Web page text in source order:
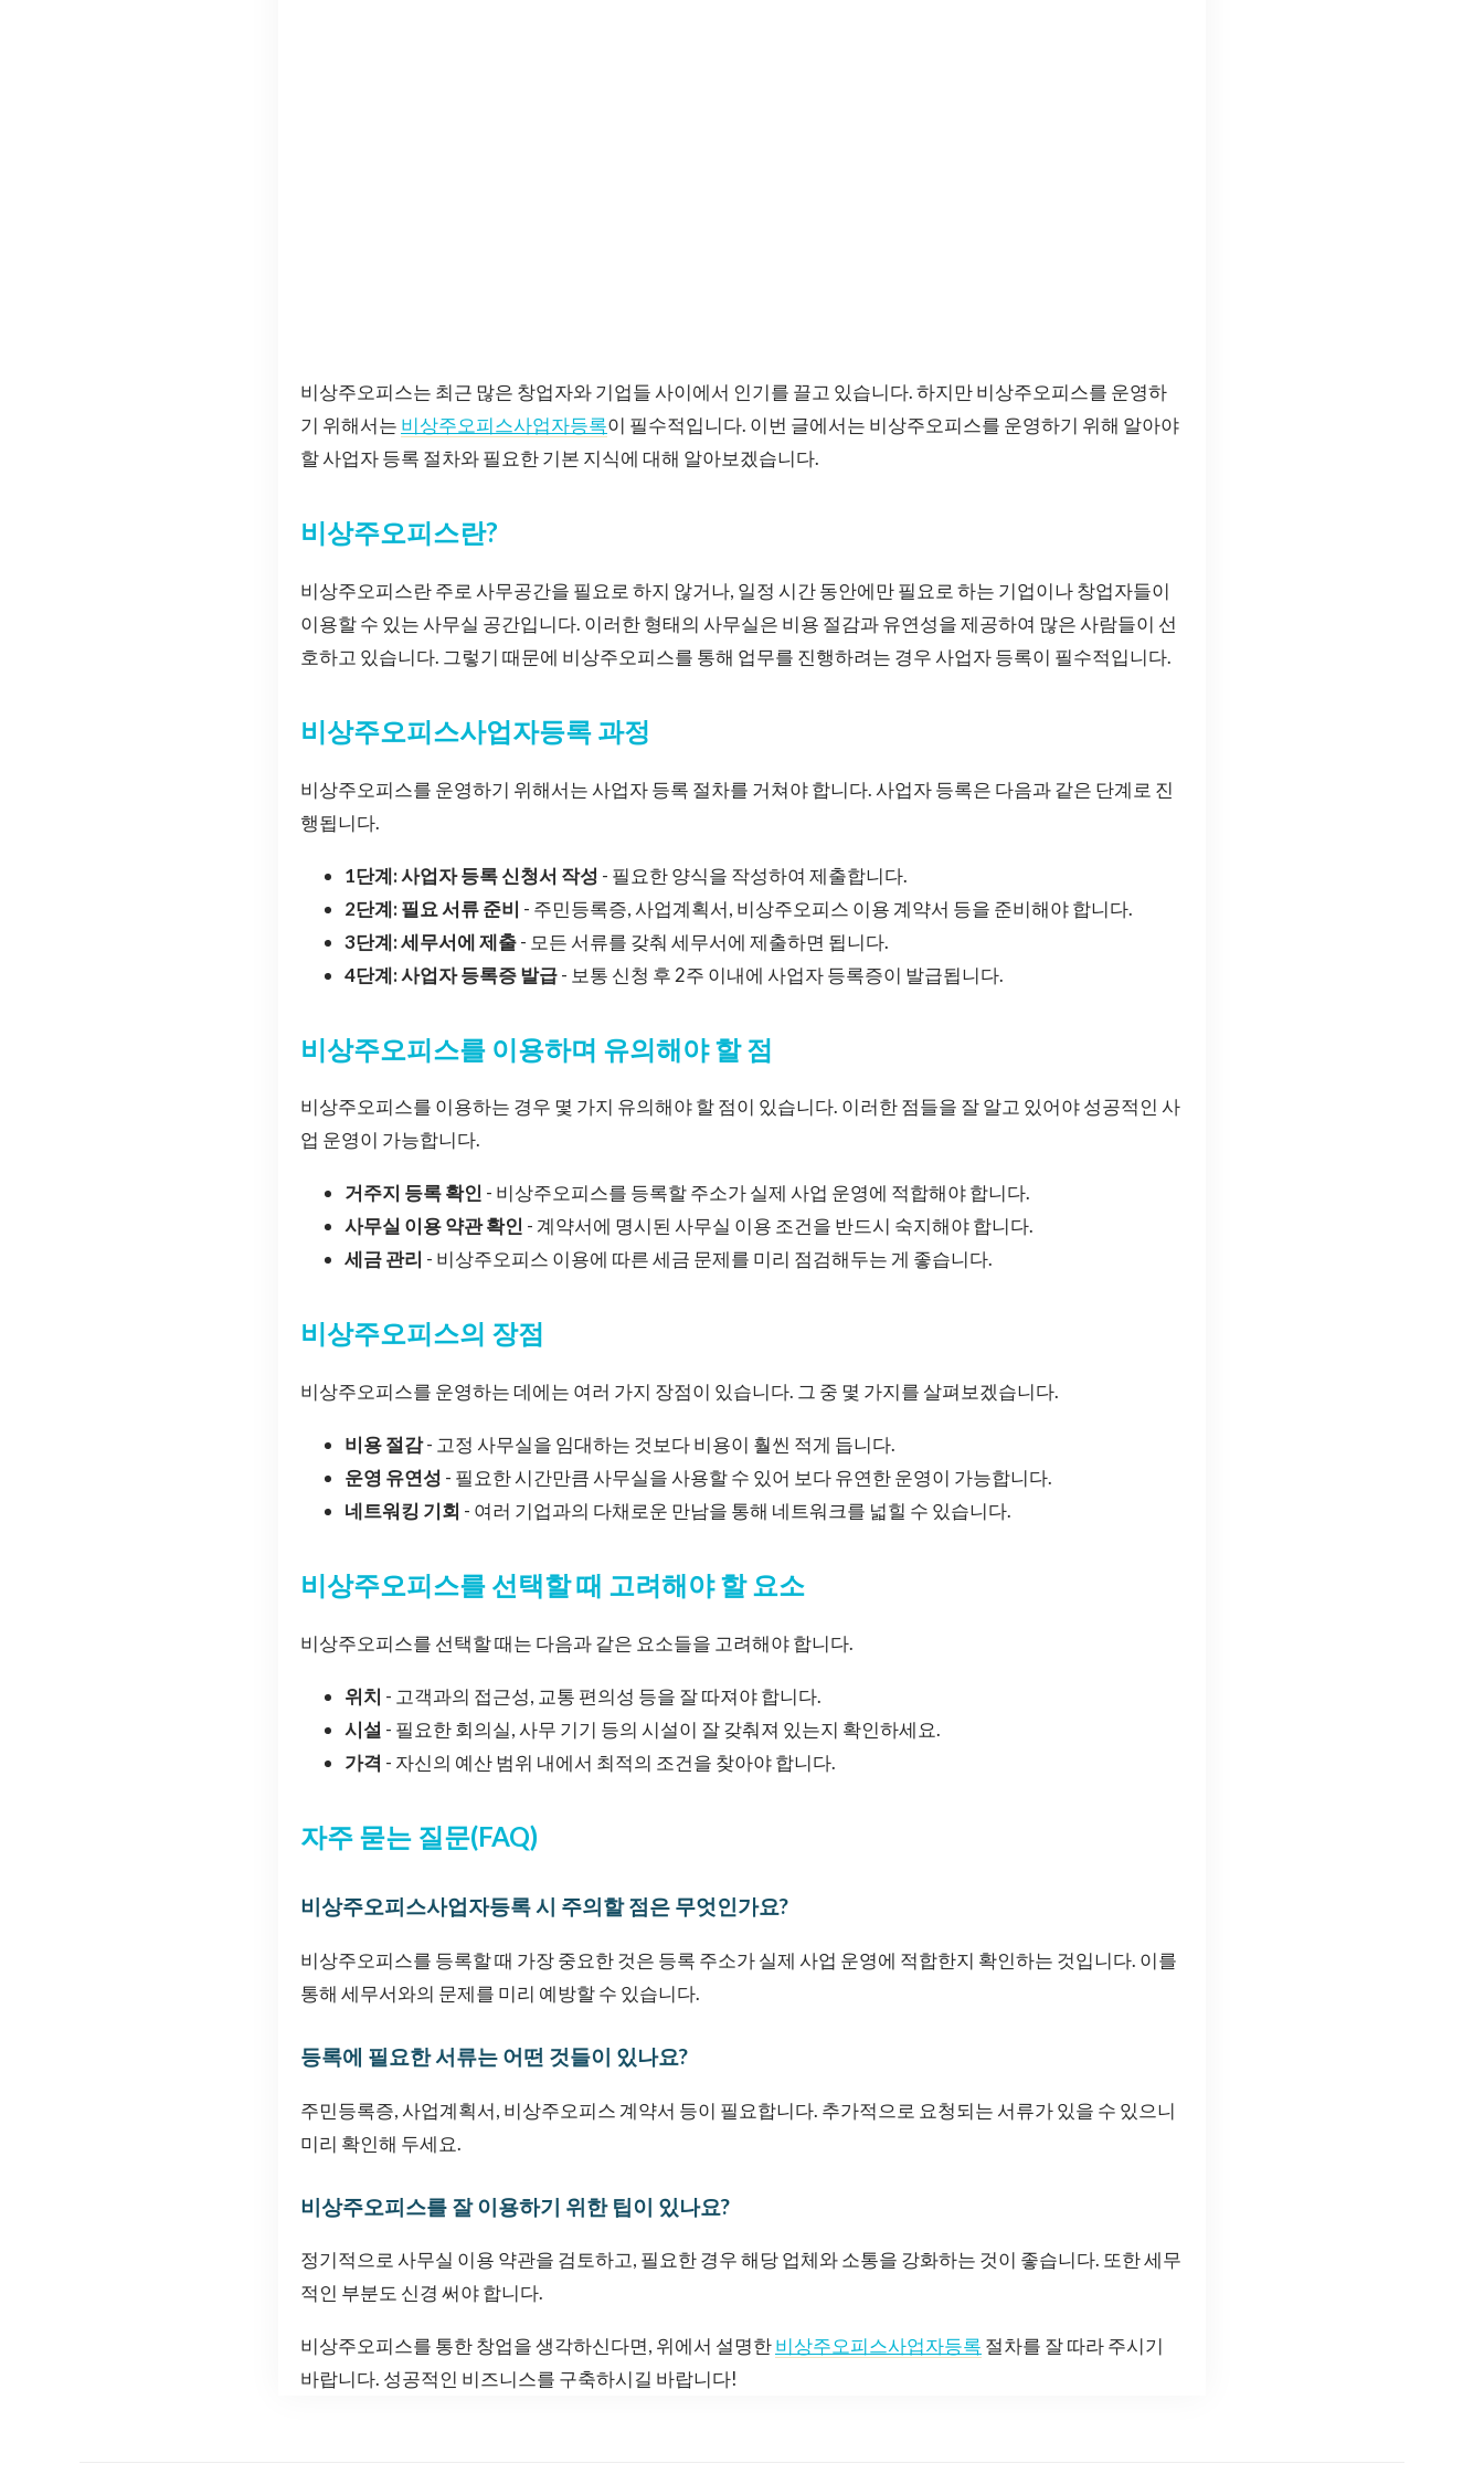
비상주오피스는 최근 많은 창업자와 기업들 사이에서 인기를 끌고 있습니다. 하지만 비상주오피스를 운영하
기 위해서는 비상주오피스사업자등록이 필수적입니다. 이번 글에서는 비상주오피스를 운영하기 위해 알아야
할 사업자 등록 절차와 필요한 기본 지식에 대해 알아보겠습니다.
비상주오피스란?
비상주오피스란 주로 사무공간을 필요로 하지 않거나, 일정 시간 동안에만 필요로 하는 기업이나 창업자들이
이용할 수 있는 사무실 공간입니다. 이러한 형태의 사무실은 비용 절감과 유연성을 제공하여 많은 사람들이 선
호하고 있습니다. 그렇기 때문에 비상주오피스를 통해 업무를 진행하려는 경우 사업자 등록이 필수적입니다.
비상주오피스사업자등록 과정
비상주오피스를 운영하기 위해서는 사업자 등록 절차를 거쳐야 합니다. 사업자 등록은 다음과 같은 단계로 진
행됩니다.
1단계: 사업자 등록 신청서 작성 - 필요한 양식을 작성하여 제출합니다.
2단계: 필요 서류 준비 - 주민등록증, 사업계획서, 비상주오피스 이용 계약서 등을 준비해야 합니다.
3단계: 세무서에 제출- 모든 서류를 갖춰 세무서에 제출하면 됩니다.
4단계: 사업자 등록증 발급- 보통 신청 후 2주 이내에 사업자 등록증이 발급됩니다.
비상주오피스를 이용하며 유의해야 할 점
비상주오피스를 이용하는 경우 몇 가지 유의해야 할 점이 있습니다. 이러한 점들을 잘 알고 있어야 성공적인 사
업 운영이 가능합니다.
거주지 등록 확인 - 비상주오피스를 등록할 주소가 실제 사업 운영에 적합해야 합니다.
사무실 이용 약관 확인 - 계약서에 명시된 사무실 이용 조건을 반드시 숙지해야 합니다.
세금 관리 - 비상주오피스 이용에 따른 세금 문제를 미리 점검해두는 게 좋습니다.
비상주오피스의 장점
비상주오피스를 운영하는 데에는 여러 가지 장점이 있습니다. 그 중 몇 가지를 살펴보겠습니다.
비용 절감- 고정 사무실을 임대하는 것보다 비용이 훨씬 적게 듭니다.
운영 유연성 - 필요한 시간만큼 사무실을 사용할 수 있어 보다 유연한 운영이 가능합니다.
네트워킹 기회 - 여러 기업과의 다채로운 만남을 통해 네트워크를 넓힐 수 있습니다.
비상주오피스를 선택할 때 고려해야 할 요소
비상주오피스를 선택할 때는 다음과 같은 요소들을 고려해야 합니다.
위치 - 고객과의 접근성, 교통 편의성 등을 잘 따져야 합니다.
시설 - 필요한 회의실, 사무 기기 등의 시설이 잘 갖춰져 있는지 확인하세요.
가격 - 자신의 예산 범위 내에서 최적의 조건을 찾아야 합니다.
자주 묻는 질문(FAQ)
비상주오피스사업자등록 시 주의할 점은 무엇인가요?
비상주오피스를 등록할 때 가장 중요한 것은 등록 주소가 실제 사업 운영에 적합한지 확인하는 것입니다. 이를
통해 세무서와의 문제를 미리 예방할 수 있습니다.
등록에 필요한 서류는 어떤 것들이 있나요?
주민등록증, 사업계획서, 비상주오피스 계약서 등이 필요합니다. 추가적으로 요청되는 서류가 있을 수 있으니
미리 확인해 두세요.
비상주오피스를 잘 이용하기 위한 팁이 있나요?
정기적으로 사무실 이용 약관을 검토하고, 필요한 경우 해당 업체와 소통을 강화하는 것이 좋습니다. 또한 세무
적인 부분도 신경 써야 합니다.
비상주오피스를 통한 창업을 생각하신다면, 위에서 설명한비상주오피스사업자등록 절차를 잘 따라 주시기
바랍니다. 성공적인 비즈니스를 구축하시길 바랍니다!